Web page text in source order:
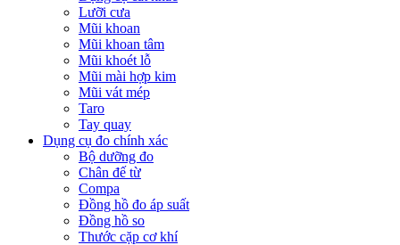
Lưỡi cưa
Mũi khoan
Mũi khoan tâm
Mũi khoét lỗ
Mũi mài hợp kim
Mũi vát mép
Taro
Tay quay
Dụng cụ đo chính xác
Bộ dưỡng đo
Chân đế từ
Compa
Đồng hồ đo áp suất
Đồng hồ so
Thước cặp cơ khí